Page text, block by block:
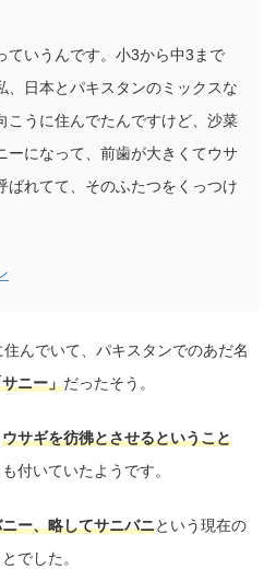
ていうんです。小3から中3まで
、日本とパキスタンのミックスな
こうに住んでたんですけど、沙菜
ーになって、前歯が大きくてウサ
ばれてて、そのふたつをくっつけ
んでいて、パキスタンでのあだ名
ニー」だったそう。
ウサギを彷彿とさせるということ
付いていたようです。
ー、略してサニバニという現在の
でした。